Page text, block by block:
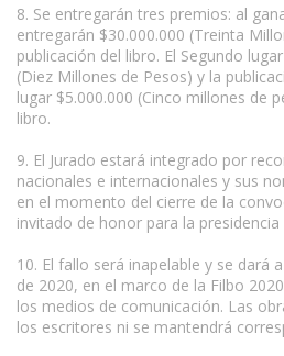
8. Se entregarán tres premios: al
entregarán $30.000.000 (Treinta
publicación del libro. El Segundo
(Diez Millones de Pesos) y la
lugar $5.000.000 (Cinco millones de
libro.
9. El Jurado estará integrado por
nacionales e internacionales y sus
en el momento del cierre de la
invitado de honor para la presidencia
10. El fallo será inapelable y se dará
de 2020, en el marco de la Filbo
los medios de comunicación. Las
los escritores ni se mantendrá